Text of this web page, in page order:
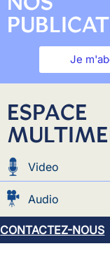
Je
ESPACE
Video
Audio
CONTACTEZ-NOUS